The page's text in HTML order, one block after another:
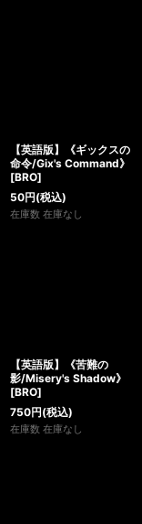
【英語版】《ギックスの
命令/Gix's Command》
[BRO]
50円(税込)
在庫数 在庫なし
【英語版】《苦難の
影/Misery's Shadow》
[BRO]
750円(税込)
在庫数 在庫なし